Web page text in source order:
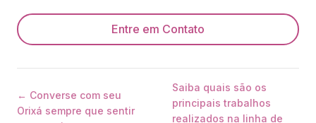
Entre em Contato
← Converse com seu
Orixá sempre que sentir
Saiba quais são os
principais trabalhos
realizados na linha de